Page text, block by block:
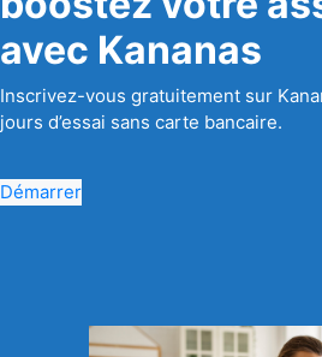
avec Kananas
Inscrivez-vous gratuitement sur
jours d’essai sans carte bancaire.
Démarrer